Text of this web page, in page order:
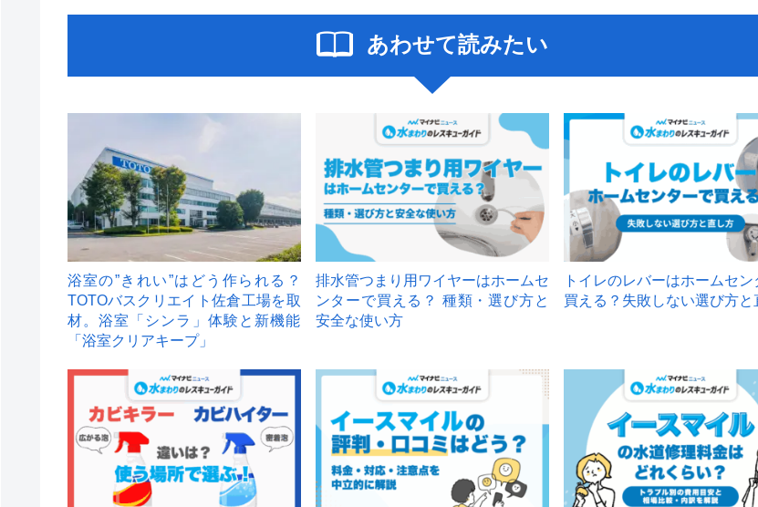
あわせて読みたい
浴室の”きれい”はどう作られる？
TOTOバスクリエイト佐倉工場を取
材。浴室「シンラ」体験と新機能
「浴室クリアキープ」
排水管つまり用ワイヤーはホームセ
ンターで買える？ 種類・選び方と
安全な使い方
トイレのレバーはホームセン
買える？失敗しない選び方と